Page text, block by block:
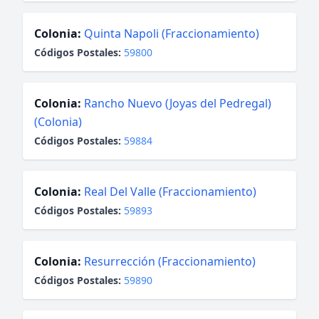
Colonia: Quinta Napoli (Fraccionamiento)
Códigos Postales: 59800
Colonia: Rancho Nuevo (Joyas del Pedregal)
(Colonia)
Códigos Postales: 59884
Colonia: Real Del Valle (Fraccionamiento)
Códigos Postales: 59893
Colonia: Resurrección (Fraccionamiento)
Códigos Postales: 59890